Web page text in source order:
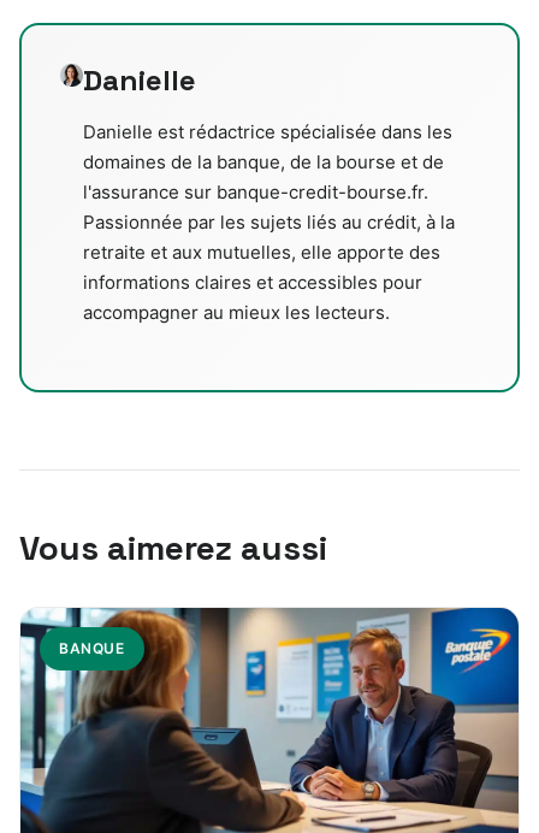
Danielle
Danielle est rédactrice spécialisée dans les
domaines de la banque, de la bourse et de
l'assurance sur banque-credit-bourse.fr.
Passionnée par les sujets liés au crédit, à la
retraite et aux mutuelles, elle apporte des
informations claires et accessibles pour
accompagner au mieux les lecteurs.
Vous aimerez aussi
BANQUE